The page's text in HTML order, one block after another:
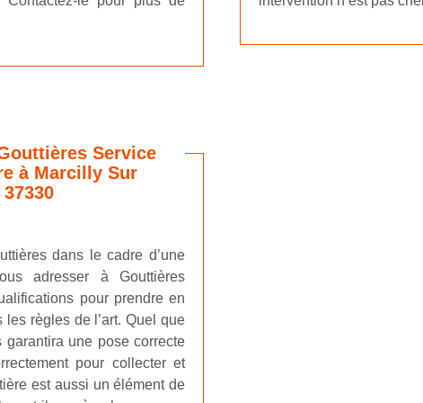
Service
à Marcilly Sur
dans le cadre d’une
adresser à Gouttières
pour prendre en
règles de l’art. Quel que
une pose correcte
pour collecter et
est aussi un élément de